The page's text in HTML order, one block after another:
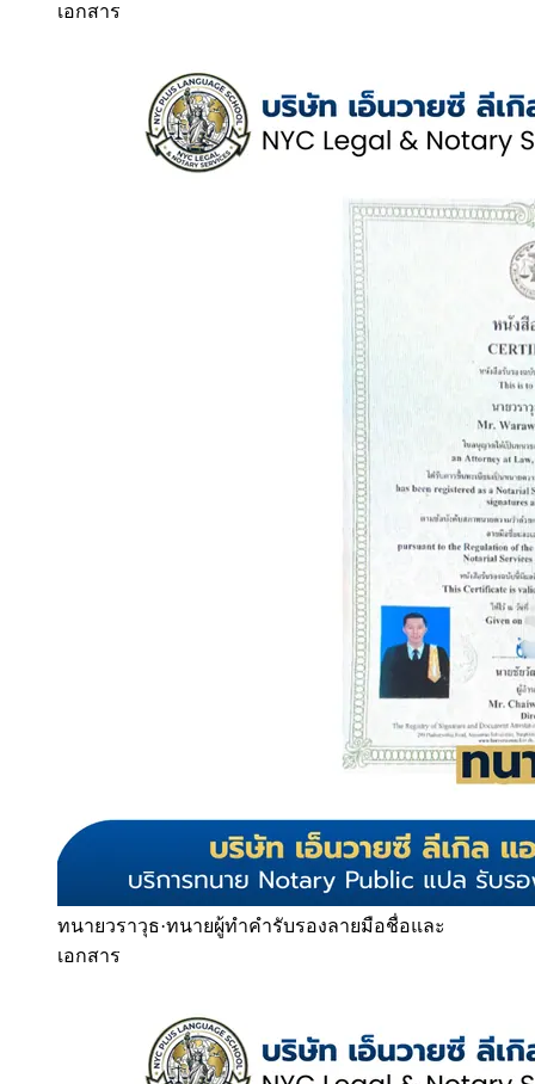
เอกสาร
ทนายวราวุธ·ทนายผู้ทำคำรับรองลายมือชื่อและ
เอกสาร